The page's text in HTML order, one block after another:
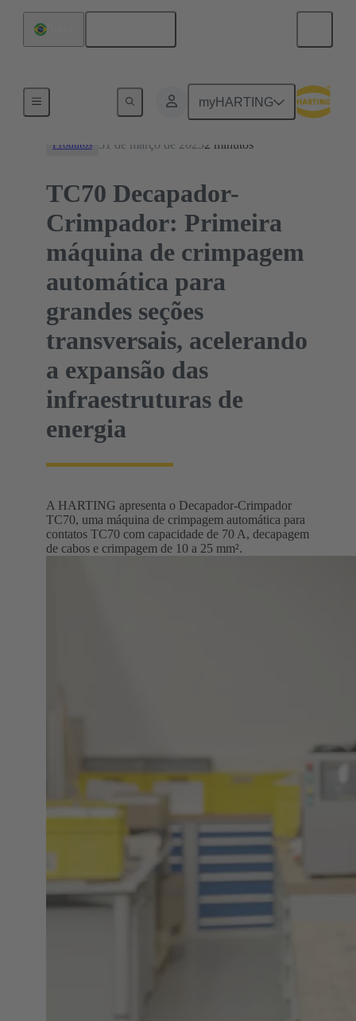
myHARTING
Produtos 31 de março de 20252 minutos
TC70 Decapador-
Crimpador: Primeira
máquina de crimpagem
automática para
grandes seções
transversais, acelerando
a expansão das
infraestruturas de
energia
A HARTING apresenta o Decapador-Crimpador
TC70, uma máquina de crimpagem automática para
contatos TC70 com capacidade de 70 A, decapagem
de cabos e crimpagem de 10 a 25 mm².